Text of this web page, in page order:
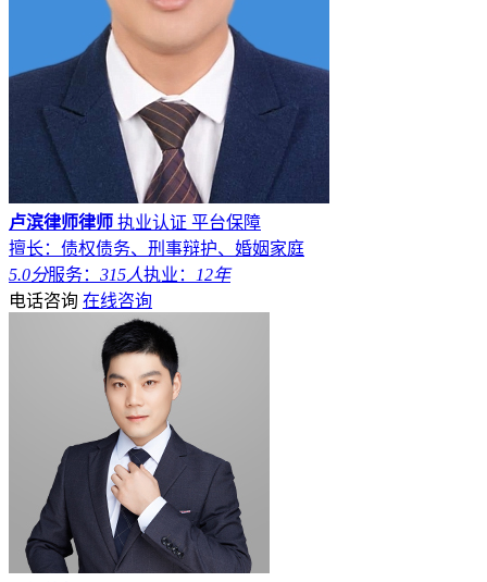
卢滨律师律师 执业认证 平台保障
擅长：债权债务、刑事辩护、婚姻家庭
5.0分服务： 315人执业： 12年
电话咨询 在线咨询